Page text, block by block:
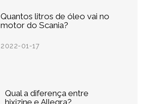
Quantos litros de óleo vai no
motor do Scania?
2022-01-17
Qual a diferença entre